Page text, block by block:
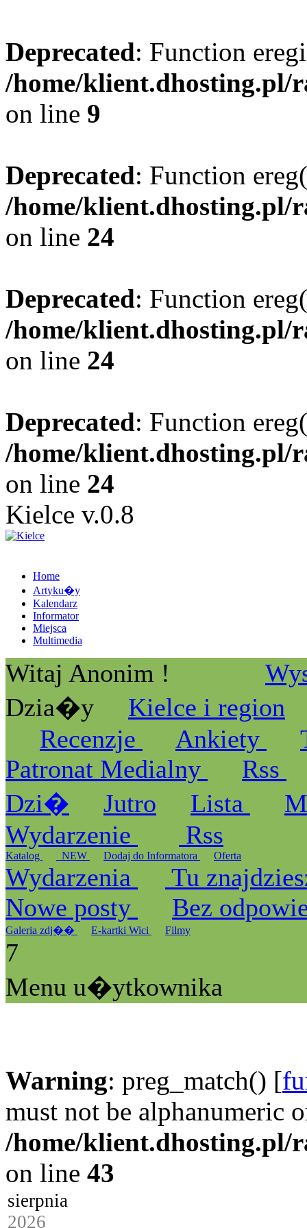
Deprecated: Function
/home/klient.dhosting.pl/
on line 9
Deprecated: Function
/home/klient.dhosting.pl/
on line 24
Deprecated: Function
/home/klient.dhosting.pl/
on line 24
Deprecated: Function
/home/klient.dhosting.pl/
on line 24
Kielce v.0.8
Home
Artyku�y
Kalendarz
Informator
Miejsca
Multimedia
Witaj Anonim !
Dzia�y
Kielce i region
Recenzje
Ankiety
Patronat Medialny
Rss
Dzi�
Jutro Lista
Wydarzenie
Rss
Katalog _NEW Dodaj do Informatora Oferta
Wydarzenia
Tu
Nowe posty
Bez
Galeria zdj�� E-kartki Wici Filmy
7
Menu u�ytkownika
Warning: preg_match() [
must not be alphanumeric
/home/klient.dhosting.pl/
on line 43
sierpnia
2026